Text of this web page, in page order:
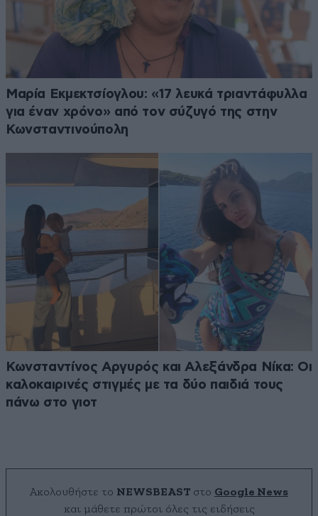
Μαρία Εκμεκτσίογλου: «17 λευκά τριαντάφυλλα
για έναν χρόνο» από τον σύζυγό της στην
Κωνσταντινούπολη
Κωνσταντίνος Αργυρός και Αλεξάνδρα Νίκα: Οι
καλοκαιρινές στιγμές με τα δύο παιδιά τους
πάνω στο γιοτ
Ακολουθήστε το NEWSBEAST στο Google News
και μάθετε πρώτοι όλες τις ειδήσεις